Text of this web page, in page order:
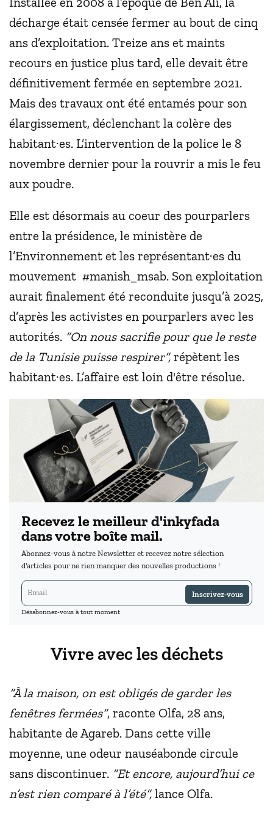
décharge était censée fermer au bout de cinq
ans d’exploitation. Treize ans et maints
recours en justice plus tard, elle devait être
définitivement fermée en septembre 2021.
Mais des travaux ont été entamés pour son
élargissement, déclenchant la colère des
habitant·es. L’intervention de la police le 8
novembre dernier pour la rouvrir a mis le feu
aux poudre.
Elle est désormais au coeur des pourparlers
entre la présidence, le ministère de
l’Environnement et les représentant·es du
mouvement #manish_msab. Son exploitation
aurait finalement été reconduite jusqu’à 2025,
d’après les activistes en pourparlers avec les
autorités. “On nous sacrifie pour que le reste
de la Tunisie puisse respirer”, répètent les
habitant·es. L’affaire est loin d'être résolue.
Recevez le meilleur d'inkyfada
dans votre boîte mail.
Abonnez-vous à notre Newsletter et recevez notre sélection
d'articles pour ne rien manquer des nouvelles productions !
Inscrivez-vous
Désabonnez-vous à tout moment
Vivre avec les déchets
“À la maison, on est obligés de garder les
fenêtres fermées”, raconte Olfa, 28 ans,
habitante de Agareb. Dans cette ville
moyenne, une odeur nauséabonde circule
sans discontinuer. “Et encore, aujourd’hui ce
n’est rien comparé à l’été”, lance Olfa.